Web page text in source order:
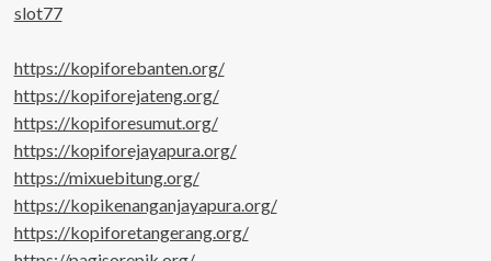
slot77
https://kopiforebanten.org/
https://kopiforejateng.org/
https://kopiforesumut.org/
https://kopiforejayapura.org/
https://mixuebitung.org/
https://kopikenanganjayapura.org/
https://kopiforetangerang.org/